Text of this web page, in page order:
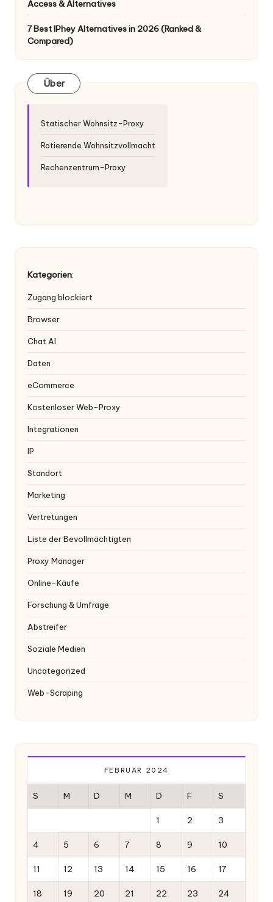
Access & Alternatives
7 Best IPhey Alternatives in 2026 (Ranked &
Compared)
Über
Statischer Wohnsitz-Proxy
Rotierende Wohnsitzvollmacht
Rechenzentrum-Proxy
Kategorien:
Zugang blockiert
Browser
Chat AI
Daten
eCommerce
Kostenloser Web-Proxy
Integrationen
IP
Standort
Marketing
Vertretungen
Liste der Bevollmächtigten
Proxy Manager
Online-Käufe
Forschung & Umfrage
Abstreifer
Soziale Medien
Uncategorized
Web-Scraping
FEBRUAR 2024
S M D M D F S
1 2 3
4 5 6 7 8 9 10
11 12 13 14 15 16 17
18 19 20 21 22 23 24